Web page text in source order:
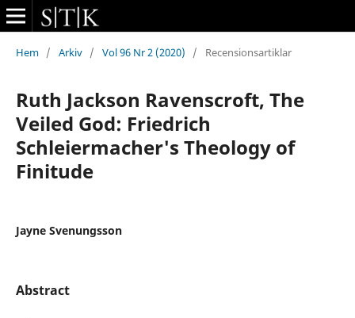
Hem / Arkiv / Vol 96 Nr 2 (2020) / Recensionsartiklar
Ruth Jackson Ravenscroft, The
Veiled God: Friedrich
Schleiermacher's Theology of
Finitude
Jayne Svenungsson
Abstract